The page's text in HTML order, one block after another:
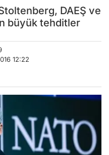
DAEŞ ve
büyük tehditler
12:22